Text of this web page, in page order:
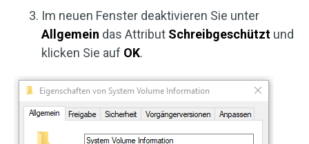
Im neuen Fenster deaktivieren Sie unter
Allgemein das Attribut Schreibgeschützt und
klicken Sie auf OK.